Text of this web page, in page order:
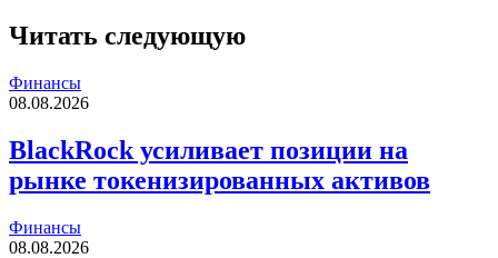
Читать следующую
Финансы
08.08.2026
BlackRock усиливает позиции на
рынке токенизированных активов
Финансы
08.08.2026